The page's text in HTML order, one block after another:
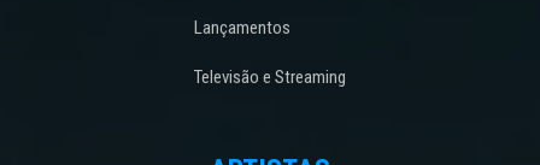
Lançamentos
Televisão e Streaming